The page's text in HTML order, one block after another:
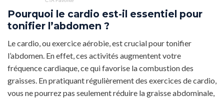
Pourquoi le cardio est-il essentiel pour
tonifier l’abdomen ?
Le cardio, ou exercice aérobie, est crucial pour tonifier
l’abdomen. En effet, ces activités augmentent votre
fréquence cardiaque, ce qui favorise la combustion des
graisses. En pratiquant régulièrement des exercices de cardio,
vous ne pourrez pas seulement réduire la graisse abdominale,